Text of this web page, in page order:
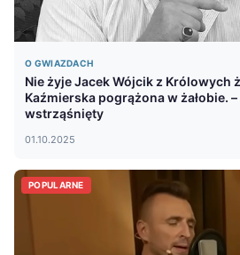
O GWIAZDACH
Nie żyje Jacek Wójcik z Królowych
Kaźmierska pogrążona w żałobie.
wstrząśnięty
01.10.2025
POPULARNE